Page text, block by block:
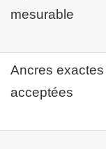
mesurable
Ancres exactes
acceptées